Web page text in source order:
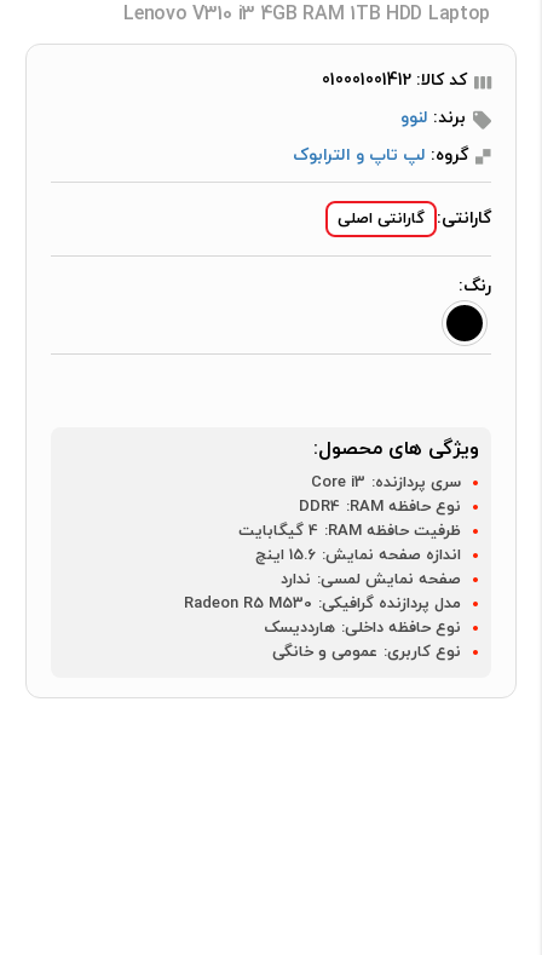
Lenovo V310 i3 4GB RAM 1TB HDD Laptop
کد کالا: 010001001412
برند: لنوو
گروه: لپ تاپ و الترابوک
گارانتی: گارانتی اصلی
رنگ:
ویژگی های محصول:
سری پردازنده: Core i3
نوع حافظه RAM:
DDR4
ظرفیت حافظه RAM:
4 گیگابایت
اندازه صفحه نمایش: 15.6 اینچ
صفحه نمایش لمسی: ندارد
مدل پردازنده گرافیکی: Radeon R5 M530
نوع حافظه داخلی: هارددیسک
نوع کاربری: عمومی و خانگی